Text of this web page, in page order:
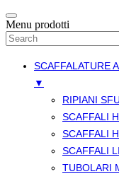
Menu prodotti
SCAFFALATURE
▼
RIPIANI
SCAFFALI
SCAFFALI
SCAFFALI
TUBOLARI